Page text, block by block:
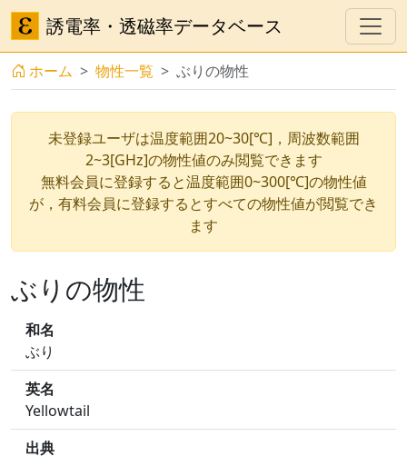
誘電率・透磁率データベース
ホーム 物性一覧 ぶりの物性
未登録ユーザは温度範囲20~30[℃]，周波数範囲
2~3[GHz]の物性値のみ閲覧できます
無料会員に登録すると温度範囲0~300[℃]の物性値
が，有料会員に登録するとすべての物性値が閲覧でき
ます
ぶりの物性
和名
ぶり
英名
Yellowtail
出典